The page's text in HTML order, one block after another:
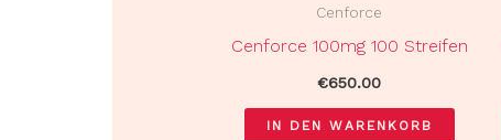
Cenforce
Cenforce 100mg 100 Streifen
€650.00
IN DEN WARENKORB